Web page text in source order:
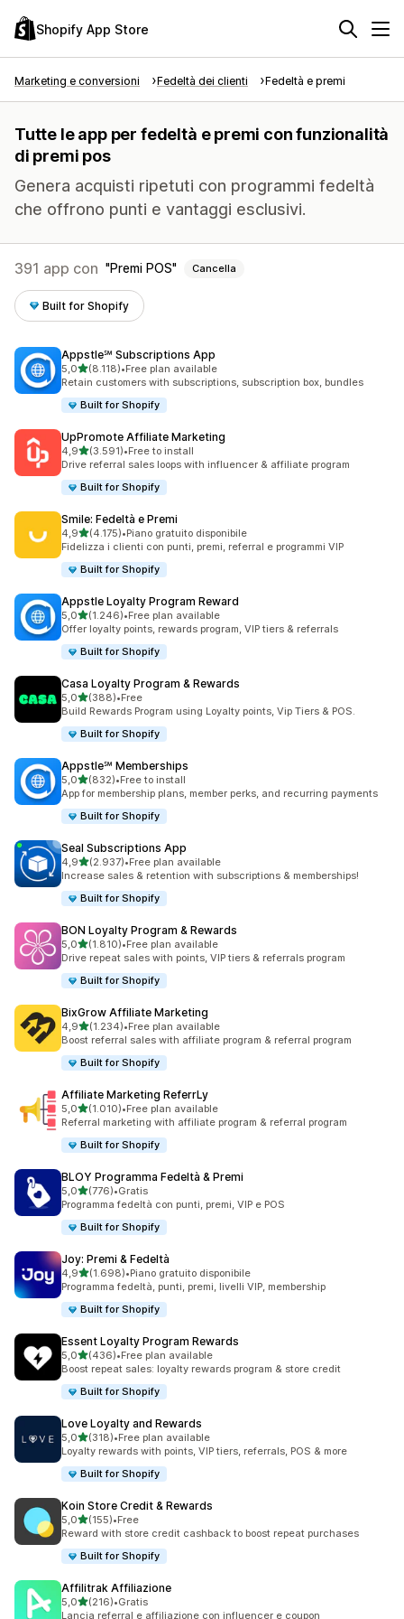
Shopify App Store
Marketing e conversioni Fedeltà dei clienti Fedeltà e premi
Tutte le app per fedeltà e premi con funzionalità
di premi pos
Genera acquisti ripetuti con programmi fedeltà
che offrono punti e vantaggi esclusivi.
391 app con Premi POS Cancella
Built for Shopify
Appstle℠ Subscriptions App
5,0stelle su 5
(8.118)
8118 recensioni totali
•Free plan available
Retain customers with subscriptions, subscription box, bundles
Built for Shopify
UpPromote Affiliate Marketing
4,9stelle su 5
(3.591)
3591 recensioni totali
•Free to install
Drive referral sales loops with influencer & affiliate program
Built for Shopify
Smile: Fedeltà e Premi
4,9stelle su 5
(4.175)
4175 recensioni totali
•Piano gratuito disponibile
Fidelizza i clienti con punti, premi, referral e programmi VIP
Built for Shopify
Appstle Loyalty Program Reward
5,0stelle su 5
(1.246)
1246 recensioni totali
•Free plan available
Offer loyalty points, rewards program, VIP tiers & referrals
Built for Shopify
Casa Loyalty Program & Rewards
5,0stelle su 5
(388)
388 recensioni totali
•Free
Build Rewards Program using Loyalty points, Vip Tiers & POS.
Built for Shopify
Appstle℠ Memberships
5,0stelle su 5
(832)
832 recensioni totali
•Free to install
App for membership plans, member perks, and recurring payments
Built for Shopify
Seal Subscriptions App
4,9stelle su 5
(2.937)
2937 recensioni totali
•Free plan available
Increase sales & retention with subscriptions & memberships!
Built for Shopify
BON Loyalty Program & Rewards
5,0stelle su 5
(1.810)
1810 recensioni totali
•Free plan available
Drive repeat sales with points, VIP tiers & referrals program
Built for Shopify
BixGrow Affiliate Marketing
4,9stelle su 5
(1.234)
1234 recensioni totali
•Free plan available
Boost referral sales with affiliate program & referral program
Built for Shopify
Affiliate Marketing ReferrLy
5,0stelle su 5
(1.010)
1010 recensioni totali
•Free plan available
Referral marketing with affiliate program & referral program
Built for Shopify
BLOY Programma Fedeltà & Premi
5,0stelle su 5
(776)
776 recensioni totali
•Gratis
Programma fedeltà con punti, premi, VIP e POS
Built for Shopify
Joy: Premi & Fedeltà
4,9stelle su 5
(1.698)
1698 recensioni totali
•Piano gratuito disponibile
Programma fedeltà, punti, premi, livelli VIP, membership
Built for Shopify
Essent Loyalty Program Rewards
5,0stelle su 5
(436)
436 recensioni totali
•Free plan available
Boost repeat sales: loyalty rewards program & store credit
Built for Shopify
Love Loyalty and Rewards
5,0stelle su 5
(318)
318 recensioni totali
•Free plan available
Loyalty rewards with points, VIP tiers, referrals, POS & more
Built for Shopify
Koin Store Credit & Rewards
5,0stelle su 5
(155)
155 recensioni totali
•Free
Reward with store credit cashback to boost repeat purchases
Built for Shopify
Affilitrak Affiliazione
5,0stelle su 5
(216)
216 recensioni totali
•Gratis
Lancia referral e affiliazione con influencer e coupon